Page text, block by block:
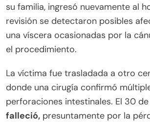
su familia, ingresó nuevamente al
revisión se detectaron posibles
una víscera ocasionadas por la
el procedimiento.
La víctima fue trasladada a otro
donde una cirugía confirmó
perforaciones intestinales. El 30
falleció, presuntamente por la